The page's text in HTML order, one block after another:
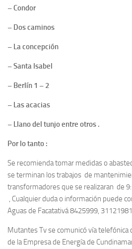
– Condor
– Dos caminos
– La concepción
– Santa Isabel
– Berlín 1 – 2
– Las acacias
– Llano del tunjo entre otros .
Por lo tanto :
Se recomienda tomar medidas o
se terminan los trabajos de
transformadores que se realizaran de
, Cualquier duda o información puede
Aguas de Facatativá 8425999,
Mutantes Tv se comunicó vía telefónica
de la Empresa de Energía de